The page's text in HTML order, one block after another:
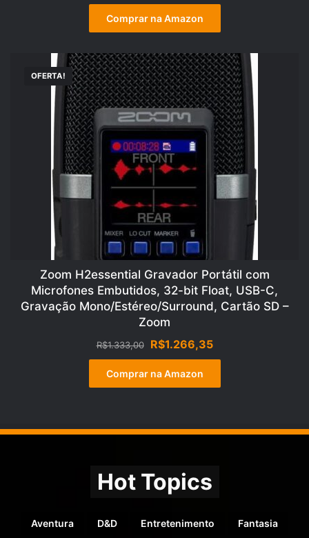
Comprar na Amazon
OFERTA!
Zoom H2essential Gravador Portátil com
Microfones Embutidos, 32-bit Float, USB-C,
Gravação Mono/Estéreo/Surround, Cartão SD –
Zoom
R$1.333,00
O
preço
original
era:
R$1.266,35O
preço
é:
Comprar na Amazon
Hot Topics
Aventura D&D Entretenimento Fantasia